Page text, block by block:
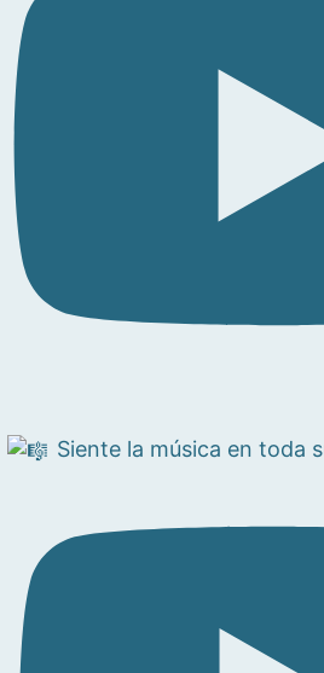
Siente la música en toda